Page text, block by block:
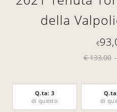
della
€
€ 133,00
Q.ta: 3
di questo
di